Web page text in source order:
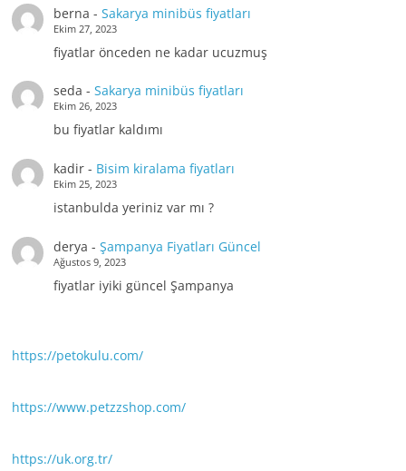
berna - Sakarya minibüs fiyatları
Ekim 27, 2023
fiyatlar önceden ne kadar ucuzmuş
seda - Sakarya minibüs fiyatları
Ekim 26, 2023
bu fiyatlar kaldımı
kadir- Bisim kiralama fiyatları
Ekim 25, 2023
istanbulda yeriniz var mı ?
derya - Şampanya Fiyatları Güncel
Ağustos 9, 2023
fiyatlar iyiki güncel Şampanya
https://petokulu.com/
https://www.petzzshop.com/
https://uk.org.tr/